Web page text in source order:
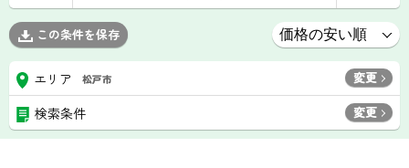
この条件を保存
エリア 松戸市 変更
検索条件 変更